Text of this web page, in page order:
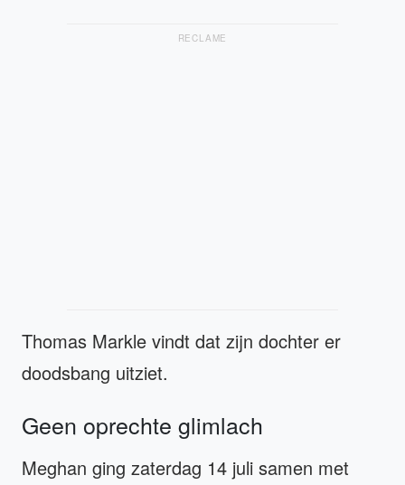
RECLAME
Thomas Markle vindt dat zijn dochter er
doodsbang uitziet.
Geen oprechte glimlach
Meghan ging zaterdag 14 juli samen met